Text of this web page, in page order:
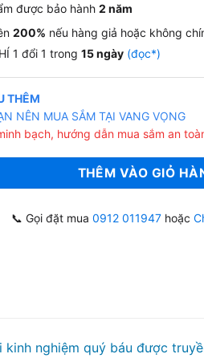
được bảo hành 2 năm
200% nếu hàng giả hoặc không
1 đổi 1 trong 15 ngày (đọc*)
THÊM
NÊN MUA SẮM TẠI VANG VỌNG
bạch, hướng dẫn mua sắm an
THÊM VÀO GIỎ
📞 Gọi đặt mua 0912 011947 hoặc
nghiệm quý báu được